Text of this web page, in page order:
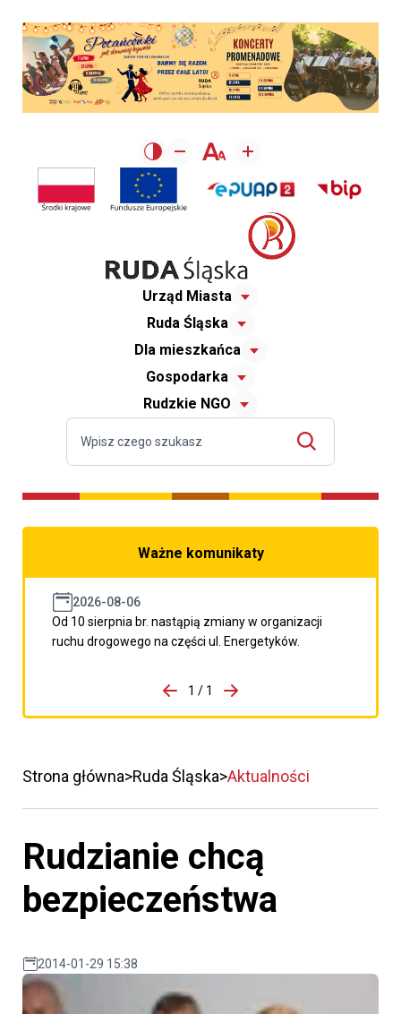
Urząd Miasta
Ruda Śląska
Dla mieszkańca
Gospodarka
Rudzkie NGO
Ważne komunikaty
2026-08-06
Od 10 sierpnia br. nastąpią zmiany w organizacji
ruchu drogowego na części ul. Energetyków.
porzpedniego komunikatu
1 / 1
Przejdź do następnego
Strona główna Ruda Śląska Aktualności
Rudzianie chcą
bezpieczeństwa
2014-01-29 15:38